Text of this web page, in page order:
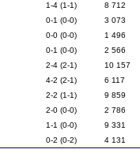
1-4 (1-1)
8 712
0-1 (0-0)
3 073
0-0 (0-0)
1 496
0-1 (0-0)
2 566
2-4 (2-1)
10 157
4-2 (2-1)
6 117
2-2 (1-1)
9 859
2-0 (0-0)
2 786
1-1 (0-0)
9 331
0-2 (0-2) 4 131